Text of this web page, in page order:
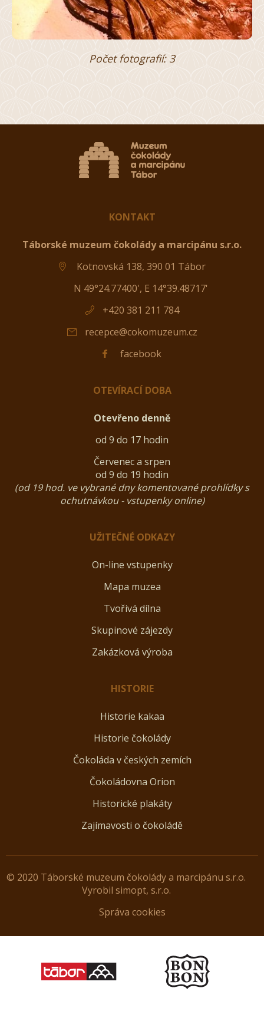
Počet fotografií: 3
KONTAKT
Táborské muzeum čokolády a marcipánu s.r.o.
Kotnovská 138, 390 01 Tábor
N 49°24.77400', E 14°39.48717'
+420 381 211 784
recepce@cokomuzeum.cz
facebook
OTEVÍRACÍ DOBA
Otevřeno denně
od 9 do 17 hodin
Červenec a srpen
od 9 do 19 hodin
(od 19 hod. ve vybrané dny komentované prohlídky s
ochutnávkou - vstupenky online)
UŽITEČNÉ ODKAZY
On-line vstupenky
Mapa muzea
Tvořivá dílna
Skupinové zájezdy
Zakázková výroba
HISTORIE
Historie kakaa
Historie čokolády
Čokoláda v českých zemích
Čokoládovna Orion
Historické plakáty
Zajímavosti o čokoládě
© 2020 Táborské muzeum čokolády a marcipánu s.r.o.
Vyrobil simopt, s.r.o.
Správa cookies